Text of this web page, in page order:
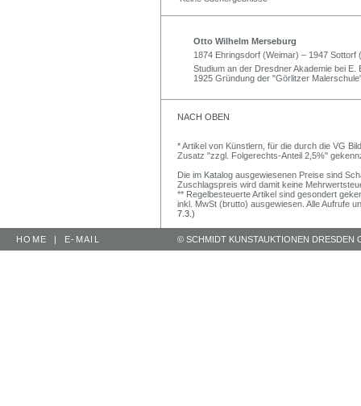
Otto Wilhelm Merseburg
1874 Ehringsdorf (Weimar) – 1947 Sottorf
Studium an der Dresdner Akademie bei
1925 Gründung der "Görlitzer
NACH OBEN
* Artikel von Künstlern, für die durch die VG
Zusatz "zzgl. Folgerechts-Anteil 2,5%"
Die im Katalog ausgewiesenen Preise sind
Zuschlagspreis wird damit keine
** Regelbesteuerte Artikel sind gesondert
inkl. MwSt (brutto) ausgewiesen. Alle Aufrufe
7.3.)
HOME | E-MAIL © SCHMIDT KUNSTAUKTIONEN DRESDEN